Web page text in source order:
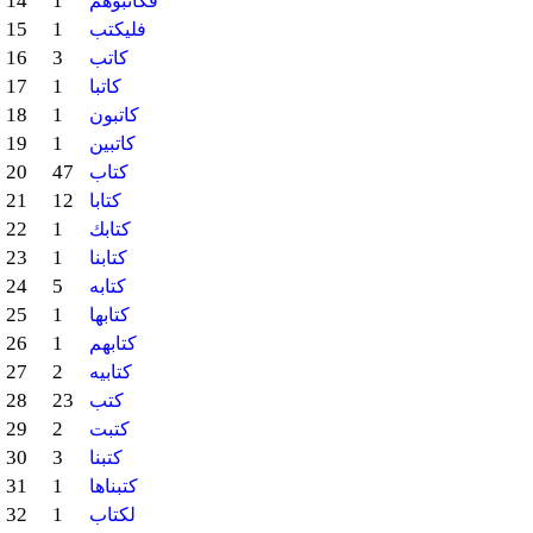
15 1 فليكتب
16 3 كاتب
17 1 كاتبا
18 1 كاتبون
19 1 كاتبين
20 47 كتاب
21 12 كتابا
22 1 كتابك
23 1 كتابنا
24 5 كتابه
25 1 كتابها
26 1 كتابهم
27 2 كتابيه
28 23 كتب
29 2 كتبت
30 3 كتبنا
31 1 كتبناها
32 1 لكتاب